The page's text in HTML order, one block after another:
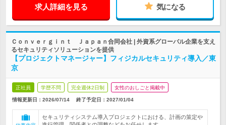
求人詳細を見る 気になる
Ｃｏｎｖｅｒｇｉｎｔ Ｊａｐａｎ合同会社 | 外資系グローバル企業を支え
るセキュリティソリューションを提供
【プロジェクトマネージャー】フィジカルセキュリティ導入／東
京
正社員 学歴不問 完全週休2日制 女性のおしごと掲載中
情報更新日：2026/07/14 終了予定日： 2027/01/04
セキュリティシステム導入プロジェクトにおける、計画の策定や